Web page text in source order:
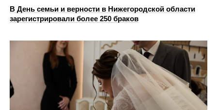
В День семьи и верности в Нижегородской области
зарегистрировали более 250 браков